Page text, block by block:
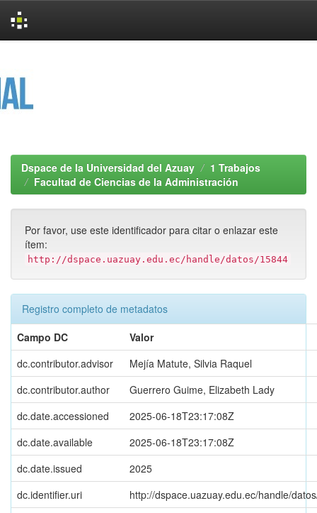
Dspace de la Universidad del Azuay
1 Trabajos
Facultad de Ciencias de la Administración
Por favor, use este identificador para citar o enlazar este
ítem:
http://dspace.uazuay.edu.ec/handle/datos/15844
Registro completo de metadatos
Campo DC
Valor
dc.contributor.advisor
Mejía Matute, Silvia Raquel
dc.contributor.author
Guerrero Guime, Elizabeth Lady
dc.date.accessioned
2025-06-18T23:17:08Z
dc.date.available
2025-06-18T23:17:08Z
dc.date.issued
2025
dc.identifier.uri
http://dspace.uazuay.edu.ec/handle/